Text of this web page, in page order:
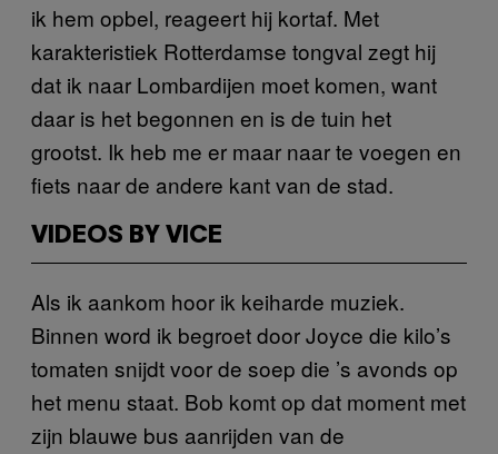
ik hem opbel, reageert hij kortaf. Met
karakteristiek Rotterdamse tongval zegt hij
dat ik naar Lombardijen moet komen, want
daar is het begonnen en is de tuin het
grootst. Ik heb me er maar naar te voegen en
fiets naar de andere kant van de stad.
VIDEOS BY VICE
Als ik aankom hoor ik keiharde muziek.
Binnen word ik begroet door Joyce die kilo’s
tomaten snijdt voor de soep die ’s avonds op
het menu staat. Bob komt op dat moment met
zijn blauwe bus aanrijden van de